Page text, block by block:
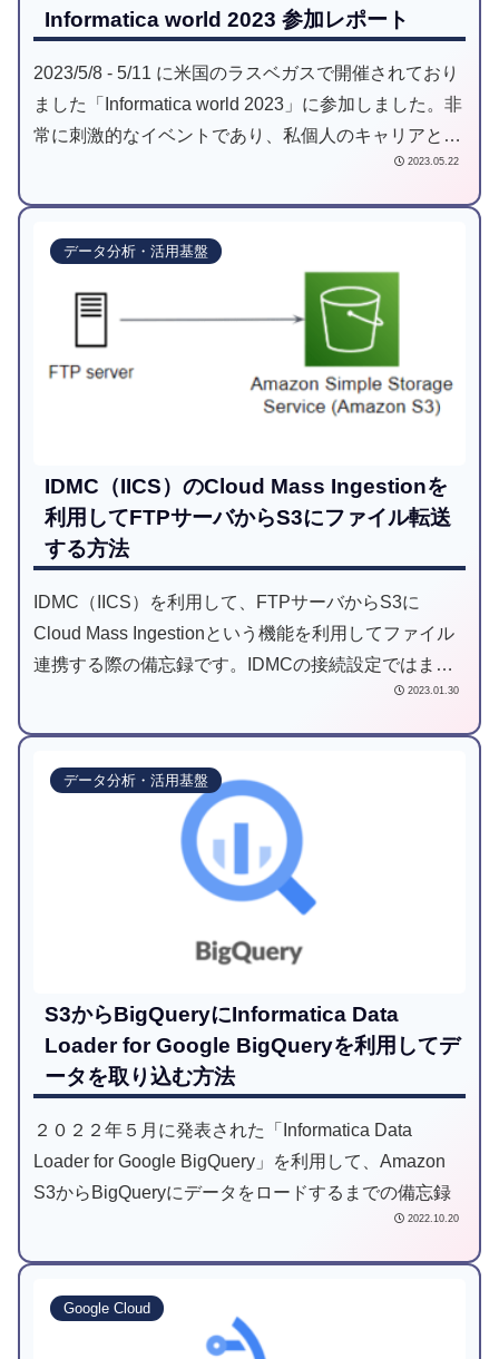
Informatica world 2023 参加レポート
2023/5/8 - 5/11 に米国のラスベガスで開催されており
ました「Informatica world 2023」に参加しました。非
常に刺激的なイベントであり、私個人のキャリアとし
てもよい経験になりました。皆様に興味を持ってもら
2023.05.22
データ分析・活用基盤
IDMC（IICS）のCloud Mass Ingestionを
利用してFTPサーバからS3にファイル転送
する方法
IDMC（IICS）を利用して、FTPサーバからS3に
Cloud Mass Ingestionという機能を利用してファイル
連携する際の備忘録です。IDMCの接続設定ではまり
2023.01.30
データ分析・活用基盤
S3からBigQueryにInformatica Data
Loader for Google BigQueryを利用してデ
ータを取り込む方法
２０２２年５月に発表された「Informatica Data
Loader for Google BigQuery」を利用して、Amazon
S3からBigQueryにデータをロードするまでの備忘録
2022.10.20
Google Cloud